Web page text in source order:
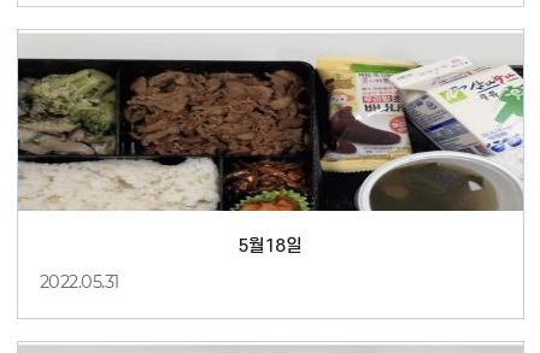
5월18일
2022.05.31